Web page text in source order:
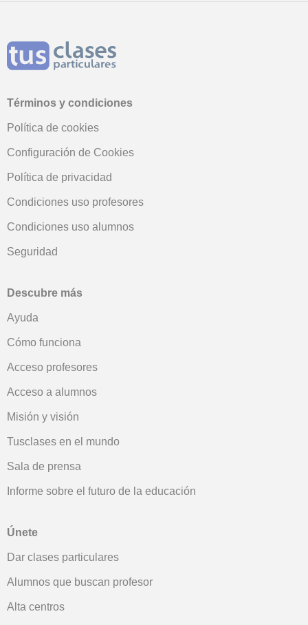
Términos y condiciones
Política de cookies
Configuración de Cookies
Política de privacidad
Condiciones uso profesores
Condiciones uso alumnos
Seguridad
Descubre más
Ayuda
Cómo funciona
Acceso profesores
Acceso a alumnos
Misión y visión
Tusclases en el mundo
Sala de prensa
Informe sobre el futuro de la educación
Únete
Dar clases particulares
Alumnos que buscan profesor
Alta centros